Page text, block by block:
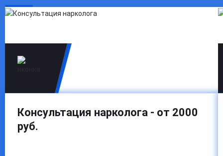
очищения и поддерживающими препаратами.
Возможно проведение терапии в несколько этапов.
Консультация нарколога - от 2000
руб.